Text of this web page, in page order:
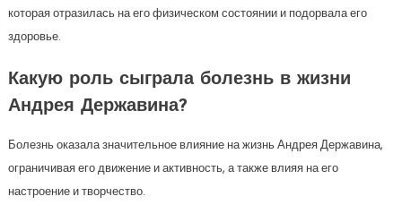
которая отразилась на его физическом состоянии и подорвала его
здоровье.
Какую роль сыграла болезнь в жизни
Андрея Державина?
Болезнь оказала значительное влияние на жизнь Андрея Державина,
ограничивая его движение и активность, а также влияя на его
настроение и творчество.